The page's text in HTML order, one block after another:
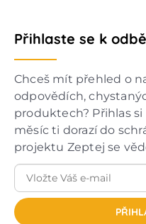
Přihlaste se k
Chceš mít přehled o
odpovědích,
produktech? Přihlas
měsíc ti dorazí do
projektu Zeptej se